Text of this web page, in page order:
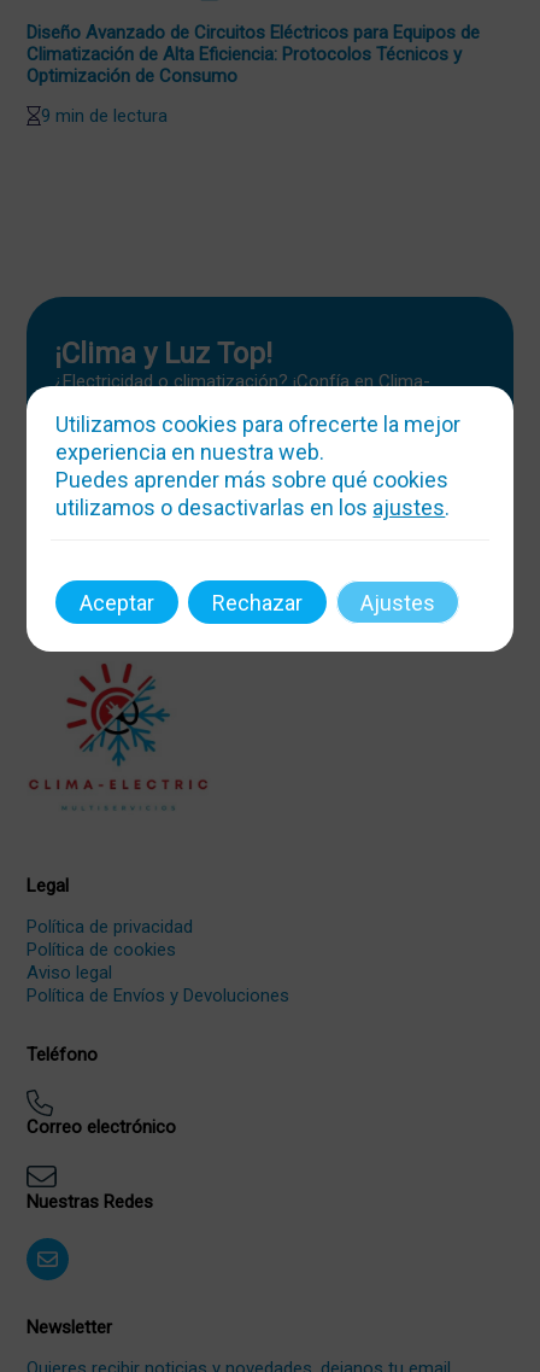
Diseño Avanzado de Circuitos Eléctricos para Equipos de
Climatización de Alta Eficiencia: Protocolos Técnicos y
Optimización de Consumo
9 min de lectura
¡Clima y Luz Top!
¿Electricidad o climatización? ¡Confía en Clima-
temperatura y la energía. ¡Boletines y reformas sin
estrés!
Mas info
Legal
Política de privacidad
Política de cookies
Aviso legal
Política de Envíos y Devoluciones
Teléfono
Correo electrónico
Nuestras Redes
Newsletter
Utilizamos cookies para ofrecerte la mejor
experiencia en nuestra web.
Puedes aprender más sobre qué cookies
utilizamos o desactivarlas en los ajustes.
Aceptar Rechazar Ajustes